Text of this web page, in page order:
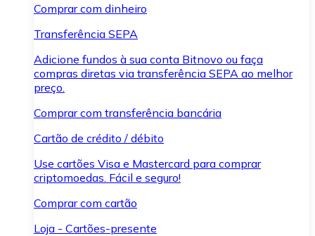
Comprar com dinheiro
Transferência SEPA
Adicione fundos à sua conta Bitnovo ou faça
compras diretas via transferência SEPA ao melhor
preço.
Comprar com transferência bancária
Cartão de crédito / débito
Use cartões Visa e Mastercard para comprar
criptomoedas. Fácil e seguro!
Comprar com cartão
Loja - Cartões-presente